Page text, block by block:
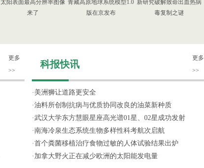
太阳表面最高分辨率图像
来了
青藏高原地球系统模型1.0
版在京发布
新研究破解致命出血热病
毒复制之谜
更多
>>
科报快讯
更多
>>
· 美洲狮让道路更安全
·油料所创制抗病与优质协同改良的油菜新种质
·武汉大学东方慧眼星座高光谱01星、02星成功发射
·南海冷泉生态系统生物多样性科考航次启航
·首个粪菌移植治疗食物过敏的人体试验结果出炉
· 加拿大野火正在减少欧洲的太阳能发电量